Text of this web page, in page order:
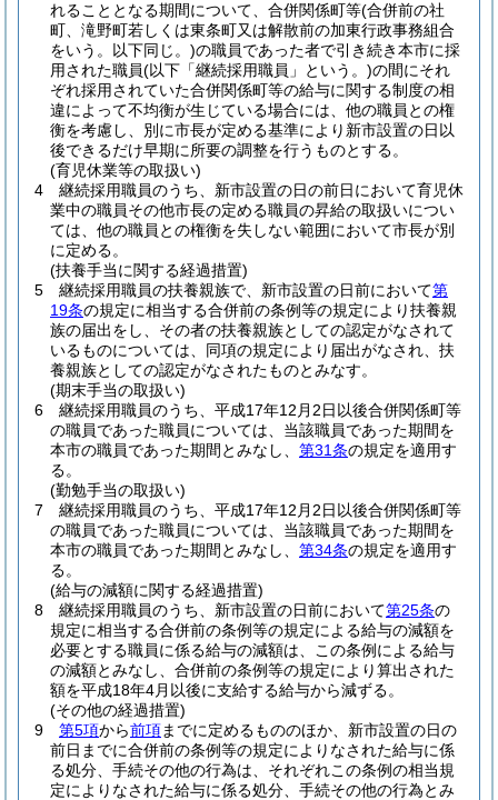
れることとなる期間について、合併関係町等(合併前の社
町、滝野町若しくは東条町又は解散前の加東行政事務組合
をいう。以下同じ。)の職員であった者で引き続き本市に採
用された職員(以下「継続採用職員」という。)の間にそれ
ぞれ採用されていた合併関係町等の給与に関する制度の相
違によって不均衡が生じている場合には、他の職員との権
衡を考慮し、別に市長が定める基準により新市設置の日以
後できるだけ早期に所要の調整を行うものとする。
(育児休業等の取扱い)
4
継続採用職員のうち、新市設置の日の前日において育児休
業中の職員その他市長の定める職員の昇給の取扱いについ
ては、他の職員との権衡を失しない範囲において市長が別
に定める。
(扶養手当に関する経過措置)
5
継続採用職員の扶養親族で、新市設置の日前において第
19条の規定に相当する合併前の条例等の規定により扶養親
族の届出をし、その者の扶養親族としての認定がなされて
いるものについては、同項の規定により届出がなされ、扶
養親族としての認定がなされたものとみなす。
(期末手当の取扱い)
6
継続採用職員のうち、平成17年12月2日以後合併関係町等
の職員であった職員については、当該職員であった期間を
本市の職員であった期間とみなし、 第31条の規定を適用す
る。
(勤勉手当の取扱い)
7
継続採用職員のうち、平成17年12月2日以後合併関係町等
の職員であった職員については、当該職員であった期間を
本市の職員であった期間とみなし、 第34条の規定を適用す
る。
(給与の減額に関する経過措置)
8
継続採用職員のうち、新市設置の日前において第25条の
規定に相当する合併前の条例等の規定による給与の減額を
必要とする職員に係る給与の減額は、この条例による給与
の減額とみなし、合併前の条例等の規定により算出された
額を平成18年4月以後に支給する給与から減ずる。
(その他の経過措置)
9
第5項から前項までに定めるもののほか、新市設置の日の
前日までに合併前の条例等の規定によりなされた給与に係
る処分、手続その他の行為は、それぞれこの条例の相当規
定によりなされた給与に係る処分、手続その他の行為とみ